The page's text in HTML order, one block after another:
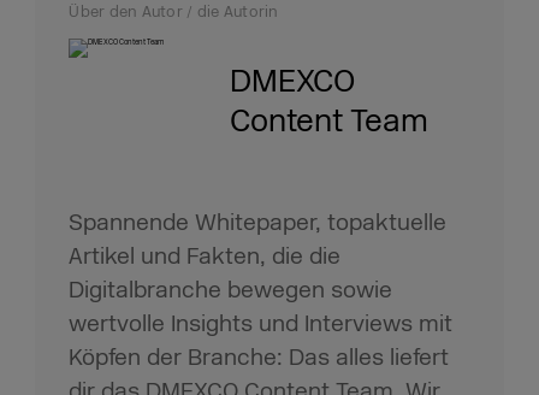
Über den Autor / die Autorin
DMEXCO
Content Team
Spannende Whitepaper, topaktuelle
Artikel und Fakten, die die
Digitalbranche bewegen sowie
wertvolle Insights und Interviews mit
Köpfen der Branche: Das alles liefert